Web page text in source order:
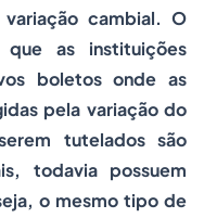
cambial. O
que as instituições
boletos onde as
pela variação do
tutelados são
todavia possuem
o mesmo tipo de